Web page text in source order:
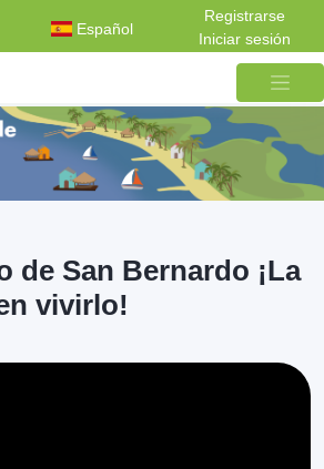
Español
Registrarse
Iniciar sesión
de San Bernardo ¡La
vivirlo!